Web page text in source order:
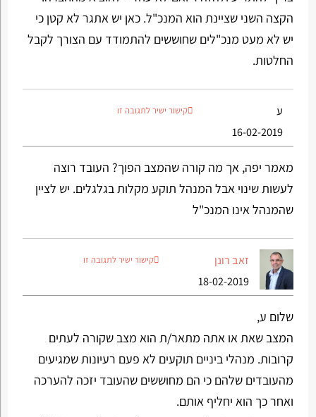
הקצה השני שציינת הוא המנכ"ל. כאן יש אתגר לא קטן כי
יש לא מעט מנכ"לים שחוששים להתמודד עם הצורך לקבל
החלטות.
ע
16-02-2019
קישור ישיר לתגובה זו
מאמר יפה, אך מה קורה שהמצב הפוך? העובד רוצה
לעשות שינוי אבל המנהל תוקע מקלות בגלגלים. יש לציין
שהמנהל אינו המנכ"ל
זאב רונן
18-02-2019
קישור ישיר לתגובה זו
שלום ע,
המצב שאת או אתה מתאר/ת הוא מצב שקורה לעתים
קרובות. מנהלי ביניים תוקעים לא פעם רעיונות שמגיעים
מהעובדים שלהם כי הם מחוששים שהעובד יזכה להערכה
ואחר כך הוא יחליף אותם.